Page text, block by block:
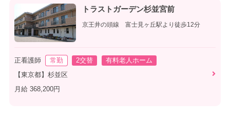
トラストガーデン杉並宮前
京王井の頭線 富士見ヶ丘駅より徒歩12分
正看護師 常勤 2交替
有料老人ホーム
【東京都】杉並区
月給 368,200円